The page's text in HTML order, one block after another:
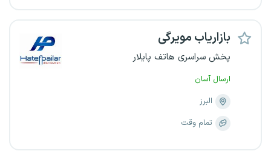
بازاریاب مویرگی
پخش سراسری هاتف پایلار
ارسال آسان
البرز
تمام وقت